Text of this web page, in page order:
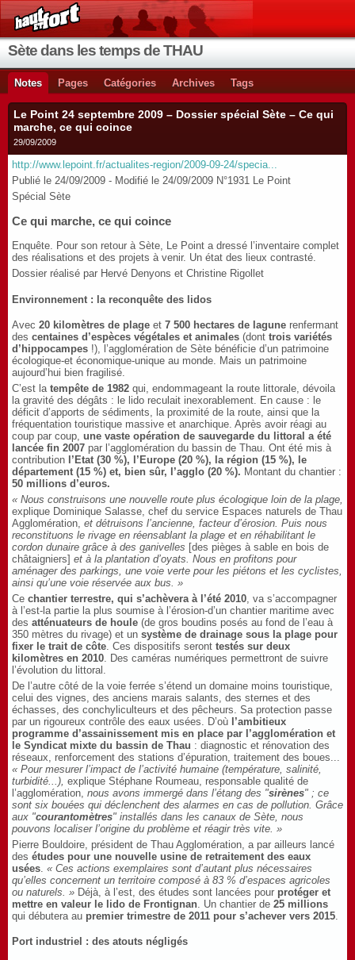
Sète dans les temps de THAU
Notes Pages Catégories Archives Tags
Le Point 24 septembre 2009 – Dossier spécial Sète – Ce qui
marche, ce qui coince
29/09/2009
http://www.lepoint.fr/actualites-region/2009-09-24/specia...
Publié le 24/09/2009 - Modifié le 24/09/2009 N°1931 Le Point
Spécial Sète
Ce qui marche, ce qui coince
Enquête. Pour son retour à Sète, Le Point a dressé l’inventaire complet
des réalisations et des projets à venir. Un état des lieux contrasté.
Dossier réalisé par Hervé Denyons et Christine Rigollet
Environnement : la reconquête des lidos
Avec 20 kilomètres de plage et 7 500 hectares de lagune renfermant
des centaines d’espèces végétales et animales (dont trois variétés
d’hippocampes !), l’agglomération de Sète bénéficie d’un patrimoine
écologique-et économique-unique au monde. Mais un patrimoine
aujourd’hui bien fragilisé.
C’est la tempête de 1982 qui, endommageant la route littorale, dévoila
la gravité des dégâts : le lido reculait inexorablement. En cause : le
déficit d’apports de sédiments, la proximité de la route, ainsi que la
fréquentation touristique massive et anarchique. Après avoir réagi au
coup par coup, une vaste opération de sauvegarde du littoral a été
lancée fin 2007 par l’agglomération du bassin de Thau. Ont été mis à
contribution l’Etat (30 %), l’Europe (20 %), la région (15 %), le
département (15 %) et, bien sûr, l’agglo (20 %). Montant du chantier :
50 millions d’euros.
« Nous construisons une nouvelle route plus écologique loin de la plage,
explique Dominique Salasse, chef du service Espaces naturels de Thau
Agglomération, et détruisons l’ancienne, facteur d’érosion. Puis nous
reconstituons le rivage en réensablant la plage et en réhabilitant le
cordon dunaire grâce à des ganivelles [des pièges à sable en bois de
châtaigniers] et à la plantation d’oyats. Nous en profitons pour
aménager des parkings, une voie verte pour les piétons et les cyclistes,
ainsi qu’une voie réservée aux bus. »
Ce chantier terrestre, qui s’achèvera à l’été 2010 , va s’accompagner
à l’est-la partie la plus soumise à l’érosion-d’un chantier maritime avec
des atténuateurs de houle (de gros boudins posés au fond de l’eau à
350 mètres du rivage) et un système de drainage sous la plage pour
fixer le trait de côte . Ces dispositifs seront testés sur deux
kilomètres en 2010 . Des caméras numériques permettront de suivre
l’évolution du littoral.
De l’autre côté de la voie ferrée s’étend un domaine moins touristique,
celui des vignes, des anciens marais salants, des sternes et des
échasses, des conchyliculteurs et des pêcheurs. Sa protection passe
par un rigoureux contrôle des eaux usées. D’où l’ambitieux
programme d’assainissement mis en place par l’agglomération et
le Syndicat mixte du bassin de Thau : diagnostic et rénovation des
réseaux, renforcement des stations d’épuration, traitement des boues...
« Pour mesurer l’impact de l’activité humaine (température, salinité,
turbidité...), explique Stéphane Roumeau, responsable qualité de
l’agglomération, nous avons immergé dans l’étang des "sirènes" ; ce
sont six bouées qui déclenchent des alarmes en cas de pollution. Grâce
aux "courantomètres" installés dans les canaux de Sète, nous
pouvons localiser l’origine du problème et réagir très vite. »
Pierre Bouldoire, président de Thau Agglomération, a par ailleurs lancé
des études pour une nouvelle usine de retraitement des eaux
usées « Ces actions exemplaires sont d’autant plus nécessaires
qu’elles concernent un territoire composé à 83 % d’espaces agricoles
ou naturels. » Déjà, à l’est, des études sont lancées pour protéger et
mettre en valeur le lido de Frontignan . Un chantier de 25 millions
qui débutera au premier trimestre de 2011 pour s’achever vers 2015
Port industriel : des atouts négligés